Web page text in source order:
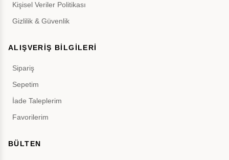
Kişisel Veriler Politikası
Gizlilik & Güvenlik
ALIŞVERİŞ BİLGİLERİ
Sipariş
Sepetim
İade Taleplerim
Favorilerim
BÜLTEN